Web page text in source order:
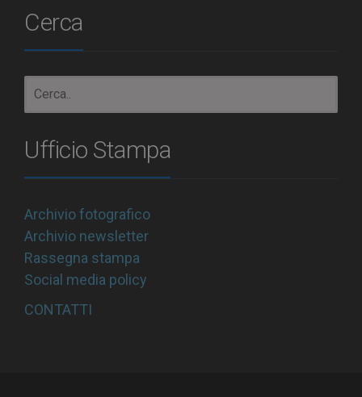
Cerca
Ufficio Stampa
Archivio fotografico
Archivio newsletter
Rassegna stampa
Social media policy
CONTATTI